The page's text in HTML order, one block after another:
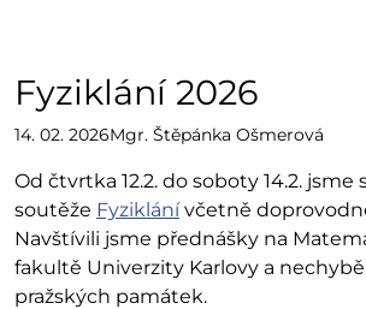
Fyziklání 2026
14. 02. 2026Mgr. Štěpánka Ošmerová
Od čtvrtka 12.2. do soboty 14.2. jsme
soutěže Fyziklánívčetně
Navštívili jsme přednášky na
fakultě Univerzity Karlovy a
pražských památek.